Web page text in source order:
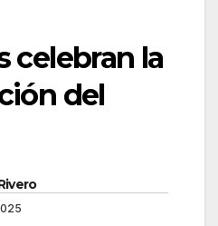
celebran la
del